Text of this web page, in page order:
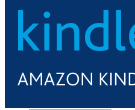
Szerződési Feltételek
Rólunk